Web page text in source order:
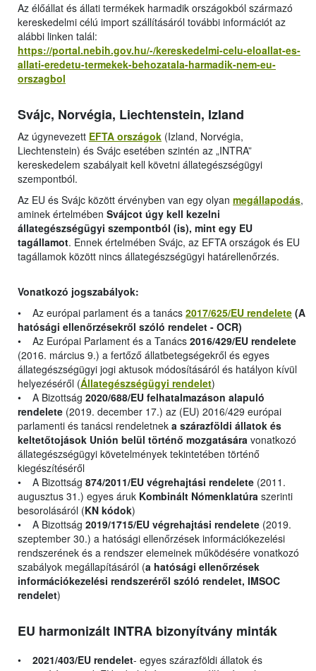
Az élőállat és állati termékek harmadik országokból származó
kereskedelmi célú import szállításáról további információt az
alábbi linken talál:
https://portal.nebih.gov.hu/-/kereskedelmi-celu-eloallat-es-
allati-eredetu-termekek-behozatala-harmadik-nem-eu-
orszagbol
Svájc, Norvégia, Liechtenstein, Izland
Az úgynevezett EFTA országok (Izland, Norvégia,
Liechtenstein) és Svájc esetében szintén az „INTRA”
kereskedelem szabályait kell követni állategészségügyi
szempontból.
Az EU és Svájc között érvényben van egy olyan megállapodás,
aminek értelmében Svájcot úgy kell kezelni
állategészségügyi szempontból (is), mint egy EU
tagállamot. Ennek értelmében Svájc, az EFTA országok és EU
tagállamok között nincs állategészségügyi határellenőrzés.
Vonatkozó jogszabályok:
• Az európai parlament és a tanács 2017/625/EU rendelete (A
hatósági ellenőrzésekről szóló rendelet - OCR)
• Az Európai Parlament és a Tanács 2016/429/EU rendelete
(2016. március 9.) a fertőző állatbetegségekről és egyes
állategészségügyi jogi aktusok módosításáról és hatályon kívül
helyezéséről (Állategészségügyi rendelet)
• A Bizottság 2020/688/EU felhatalmazáson alapuló
rendelete (2019. december 17.) az (EU) 2016/429 európai
parlamenti és tanácsi rendeletnek a szárazföldi állatok és
keltetőtojások Unión belül történő mozgatására vonatkozó
állategészségügyi követelmények tekintetében történő
kiegészítéséről
• A Bizottság 874/2011/EU végrehajtási rendelete (2011.
augusztus 31.) egyes áruk Kombinált Nómenklatúra szerinti
besorolásáról (KN kódok)
• A Bizottság 2019/1715/EU végrehajtási rendelete (2019.
szeptember 30.) a hatósági ellenőrzések információkezelési
rendszerének és a rendszer elemeinek működésére vonatkozó
szabályok megállapításáról (a hatósági ellenőrzések
információkezelési rendszeréről szóló rendelet, IMSOC
rendelet)
EU harmonizált INTRA bizonyítvány minták
• 2021/403/EU rendelet- egyes szárazföldi állatok és